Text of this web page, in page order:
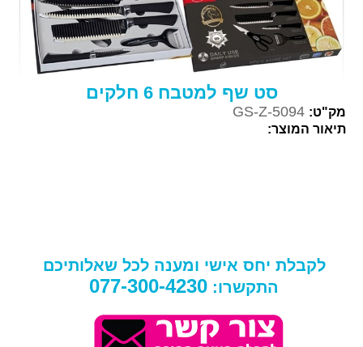
סט שף למטבח 6 חלקים
מק"ט: GS-Z-5094
תיאור המוצר:
לקבלת יחס אישי ומענה לכל שאלותיכם
התקשרו: 077-300-4230